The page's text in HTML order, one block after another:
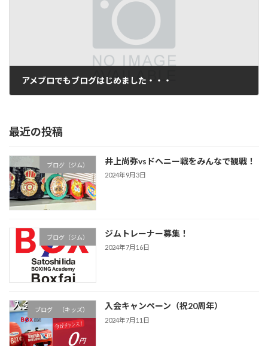
アメブロでもブログはじめました・・・
最近の投稿
ブログ（ジム） 井上尚弥vsドヘニー戦をみんなで観戦！
2024年9月3日
ブログ（ジム） ジムトレーナー募集！
2024年7月16日
ブログ （キッズ） 入会キャンペーン（祝20周年）
2024年7月11日